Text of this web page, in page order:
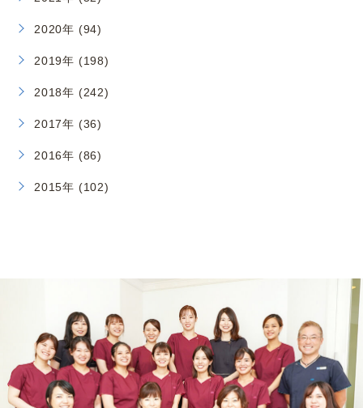
2020年 (94)
2019年 (198)
2018年 (242)
2017年 (36)
2016年 (86)
2015年 (102)